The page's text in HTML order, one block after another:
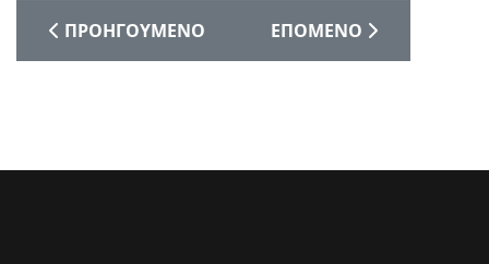
ΠΡΟΗΓΟΎΜΕΝΟ ΆΡΘΡΟ: Η ΓΙΟΡΤΉ ΤΗΣ
ΠΡΟΗΓΟΎΜΕΝΟ ΕΠΌΜΕΝΟ ΆΡΘΡΟ: Η
ΕΠΌΜΕΝΟ